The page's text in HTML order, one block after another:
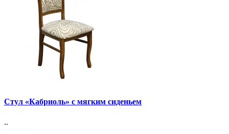
Стул «Кабриоль» с мягким сиденьем
..